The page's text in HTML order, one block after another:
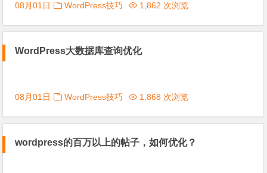
08月01日 WordPress技巧 1,862 次浏览
WordPress大数据库查询优化
08月01日 WordPress技巧 1,868 次浏览
wordpress的百万以上的帖子，如何优化？